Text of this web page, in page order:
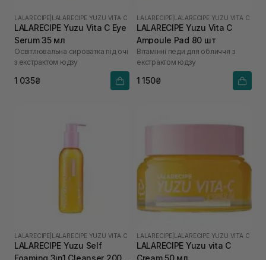
LALARECIPE LALARECIPE YUZU VITA C
LALARECIPE Yuzu Vita C Eye
Serum 35 мл
Освітлювальна сироватка під очі
з екстрактом юдзу
1 035₴
LALARECIPE LALARECIPE YUZU VITA C
LALARECIPE Yuzu Vita C
Ampoule Pad 80 шт
Вітамінні педи для обличчя з
екстрактом юдзу
1 150₴
LALARECIPE LALARECIPE YUZU VITA C
LALARECIPE Yuzu Self
Foaming 3in1 Cleanser 200
LALARECIPE LALARECIPE YUZU VITA C
LALARECIPE Yuzu vita C
Cream 50 мл